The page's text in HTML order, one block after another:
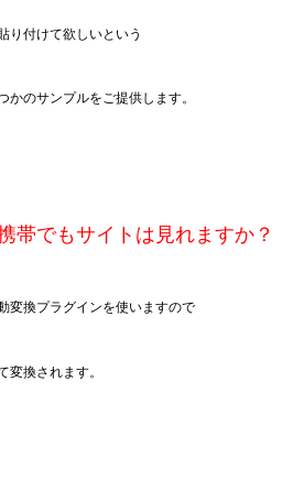
り付けて欲しいという
のサンプルをご提供します。
帯でもサイトは見れますか？
変換プラグインを使いますので
変換されます。